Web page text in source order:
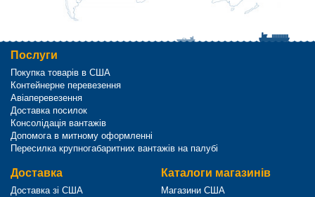
Послуги
Покупка товарів в США
Контейнерне перевезення
Авіаперевезення
Доставка посилок
Консолідація вантажів
Допомога в митному оформленні
Пересилка крупногабаритних вантажів на палубі
Доставка
Доставка зі США
Каталоги магазинів
Магазини США